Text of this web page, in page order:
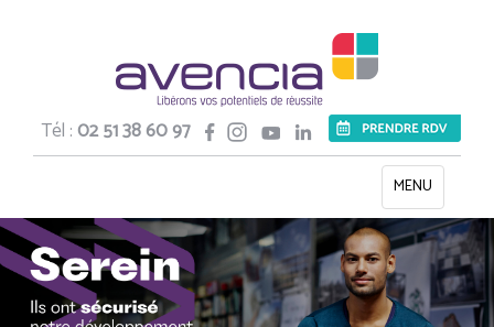
Tél :02 51 38 60 97
Toggle
navigation
MENU